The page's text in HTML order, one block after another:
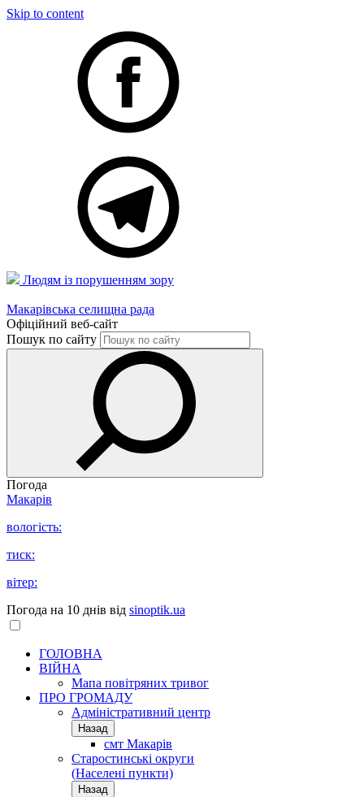
Skip to content
Людям із порушенням зору
Макарівська селищна рада
Офіційний веб-сайт
Пошук по сайту
Погода
Макарів
вологість:
тиск:
вітер:
Погода на 10 днів від sinoptik.ua
ГОЛОВНА
ВІЙНА
Мапа повітряних тривог
ПРО ГРОМАДУ
Aдміністративний центр
Назад
смт Макарів
Старостинські округи
(Населені пункти)
Назад